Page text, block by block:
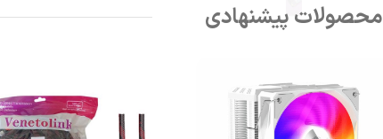
محصولات پیشنهادی